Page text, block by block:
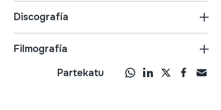
Discografía
Filmografía
Partekatu